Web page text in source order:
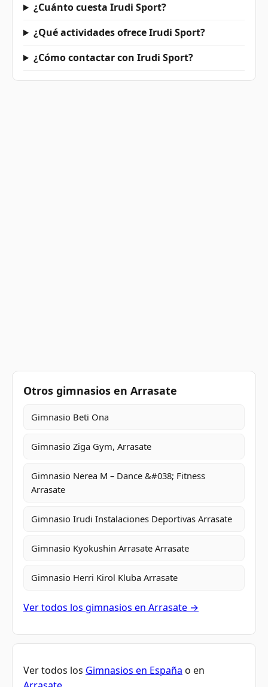
¿Cuánto cuesta Irudi Sport?
¿Qué actividades ofrece Irudi Sport?
¿Cómo contactar con Irudi Sport?
Otros gimnasios en Arrasate
Gimnasio Beti Ona
Gimnasio Ziga Gym, Arrasate
Gimnasio Nerea M – Dance &#038; Fitness
Arrasate
Gimnasio Irudi Instalaciones Deportivas Arrasate
Gimnasio Kyokushin Arrasate Arrasate
Gimnasio Herri Kirol Kluba Arrasate
Ver todos los gimnasios en Arrasate →
Ver todos los Gimnasios en España o en